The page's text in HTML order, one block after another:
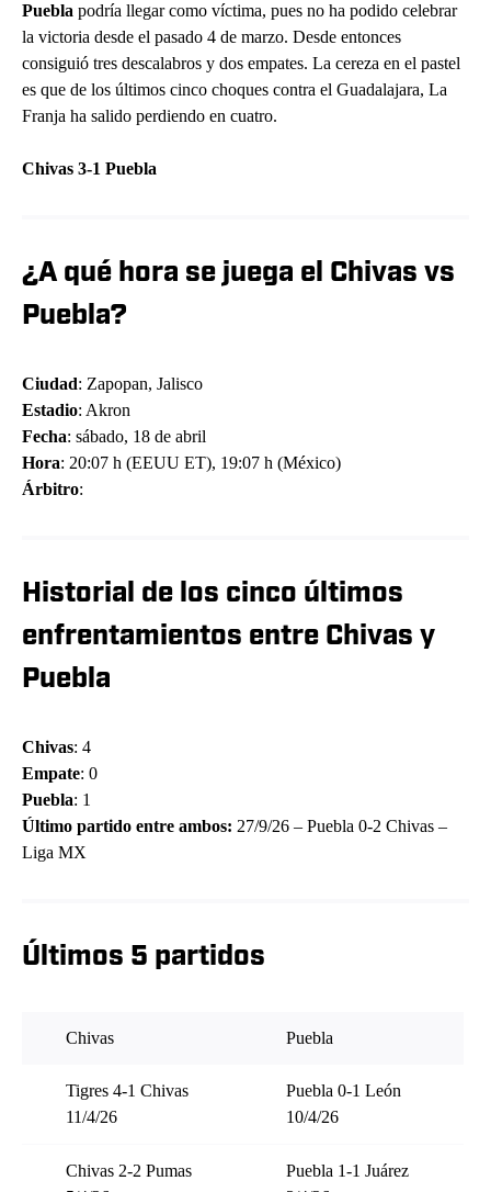
Puebla podría llegar como víctima, pues no ha podido celebrar
la victoria desde el pasado 4 de marzo. Desde entonces
consiguió tres descalabros y dos empates. La cereza en el pastel
es que de los últimos cinco choques contra el Guadalajara, La
Franja ha salido perdiendo en cuatro.
Chivas 3-1 Puebla
¿A qué hora se juega el Chivas vs
Puebla?
Ciudad: Zapopan, Jalisco
Estadio: Akron
Fecha: sábado, 18 de abril
Hora: 20:07 h (EEUU ET), 19:07 h (México)
Árbitro:
Historial de los cinco últimos
enfrentamientos entre Chivas y
Puebla
Chivas: 4
Empate: 0
Puebla: 1
Último partido entre ambos: 27/9/26 – Puebla 0-2 Chivas –
Liga MX
Últimos 5 partidos
Chivas Puebla
Tigres 4-1 Chivas
11/4/26
Puebla 0-1 León
10/4/26
Chivas 2-2 Pumas
Puebla 1-1 Juárez